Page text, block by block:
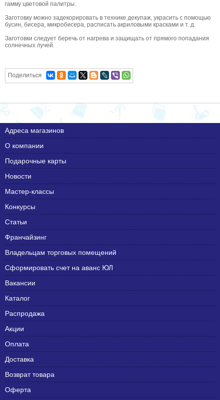
гамму цветовой палитры.
Заготовку можно задекорировать в технике декупаж, украсить с помощью
бусин, бисера, микробисера, расписать акриловыми красками и т. д.
Заготовки следует беречь от нагрева и защищать от прямого попадания
солнечных лучей.
Поделиться
Адреса магазинов
О компании
Подарочные карты
Новости
Мастер-классы
Конкурсы
Статьи
Франчайзинг
Владельцам торговых помещений
Сформировать счет на аванс ЮЛ
Вакансии
Каталог
Распродажа
Акции
Оплата
Доставка
Возврат товара
Оферта